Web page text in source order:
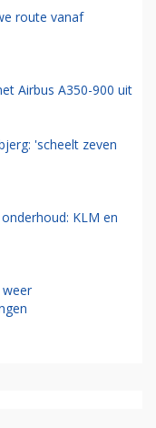
route vanaf
Airbus A350-900 uit
'scheelt zeven
KLM en